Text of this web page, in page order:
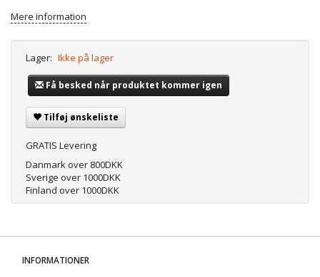
Mere information
Lager: Ikke på lager
Få besked når produktet kommer igen
Tilføj ønskeliste
GRATIS Levering
Danmark over 800DKK
Sverige over 1000DKK
Finland over 1000DKK
INFORMATIONER